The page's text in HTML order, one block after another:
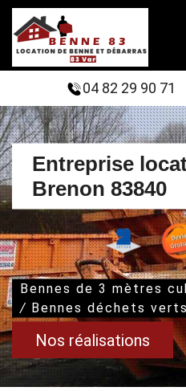
04 82 29 90 71
Entreprise
Brenon 83840
Bennes de 3 mètres
/ Bennes déchets
Nos réalisations